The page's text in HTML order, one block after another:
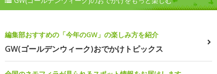
編集部おすすめの「今年のGW」の楽しみ方を紹介
GW(ゴールデンウィーク)おでかけトピックス